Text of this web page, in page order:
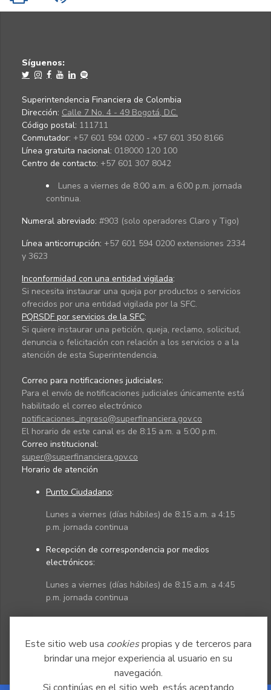
Este sitio web usa cookiespropias y de terceros para
brindar una mejor experiencia al usuario en su
navegación.
Síguenos:
Superintendencia Financiera de Colombia
Dirección: Calle 7 No. 4 - 49 Bogotá, D.C.
Código postal: 111711
Conmutador: +57 601 594 0200 - +57 601 350 8166
Línea gratuita nacional: 018000 120 100
Centro de contacto: +57 601 307 8042
Lunes a viernes de 8:00 a.m. a 6:00 p.m. jornada
continua.
Numeral abreviado: #903 (solo operadores Claro y Tigo)
Línea anticorrupción: +57 601 594 0200 extensiones 2334
y 3623
Inconformidad con una entidad vigilada:
Si necesita instaurar una queja por productos o servicios
ofrecidos por una entidad vigilada por la SFC.
PQRSDF por servicios de la SFC:
Si quiere instaurar una petición, queja, reclamo, solicitud,
denuncia o felicitación con relación a los servicios o a la
atención de esta Superintendencia.
Correo para notificaciones judiciales:
Para el envío de notificaciones judiciales únicamente está
habilitado el correo electrónico
notificaciones_ingreso@superfinanciera.gov.co
El horario de este canal es de 8:15 a.m. a 5:00 p.m.
Correo institucional:
super@superfinanciera.gov.co
Horario de atención
Punto Ciudadano:
Lunes a viernes (días hábiles) de 8:15 a.m. a 4:15
p.m. jornada continua
Recepción de correspondencia por medios
electrónicos:
Lunes a viernes (días hábiles) de 8:15 a.m. a 4:45
p.m. jornada continua